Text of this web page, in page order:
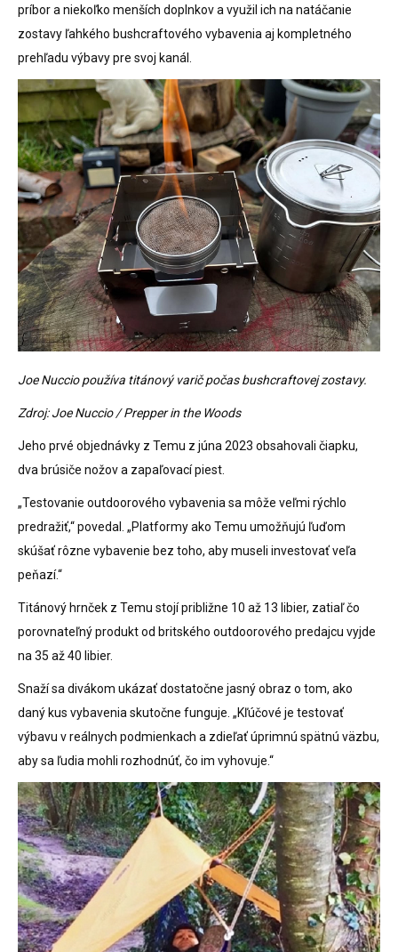
príbor a niekoľko menších doplnkov a využil ich na natáčanie
zostavy ľahkého bushcraftového vybavenia aj kompletného
prehľadu výbavy pre svoj kanál.
Joe Nuccio používa titánový varič počas bushcraftovej zostavy.
Zdroj: Joe Nuccio / Prepper in the Woods
Jeho prvé objednávky z Temu z júna 2023 obsahovali čiapku,
dva brúsiče nožov a zapaľovací piest.
„Testovanie outdoorového vybavenia sa môže veľmi rýchlo
predražiť,“ povedal. „Platformy ako Temu umožňujú ľuďom
skúšať rôzne vybavenie bez toho, aby museli investovať veľa
peňazí.“
Titánový hrnček z Temu stojí približne 10 až 13 libier, zatiaľ čo
porovnateľný produkt od britského outdoorového predajcu vyjde
na 35 až 40 libier.
Snaží sa divákom ukázať dostatočne jasný obraz o tom, ako
daný kus vybavenia skutočne funguje. „Kľúčové je testovať
výbavu v reálnych podmienkach a zdieľať úprimnú spätnú väzbu,
aby sa ľudia mohli rozhodnúť, čo im vyhovuje.“